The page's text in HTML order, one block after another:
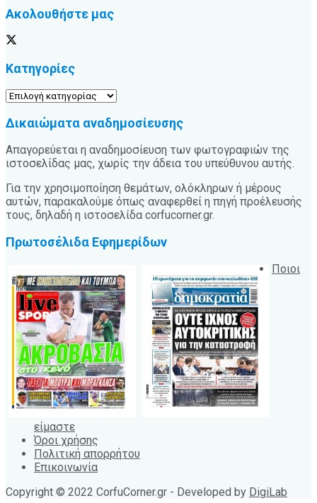
Ακολουθήστε μας
Κατηγορίες
Κατηγορίες
Δικαιώματα αναδημοσίευσης
Απαγορεύεται η αναδημοσίευση των φωτογραφιών της
ιστοσελίδας μας, χωρίς την άδεια του υπεύθυνου αυτής.
Για την χρησιμοποίηση θεμάτων, ολόκληρων ή μέρους
αυτών, παρακαλούμε όπως αναφερθεί η πηγή προέλευσής
τους, δηλαδή η ιστοσελίδα corfucorner.gr.
Πρωτοσέλιδα Εφημερίδων
Ποιοι
είμαστε
Όροι χρήσης
Πολιτική απορρήτου
Επικοινωνία
Copyright © 2022 CorfuCorner.gr - Developed by DigiLab